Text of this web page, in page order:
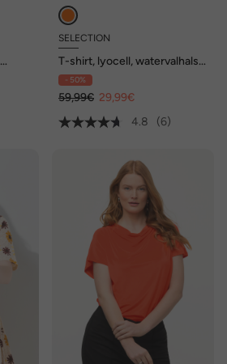
SELECTION
T-shirt, lyocell, watervalhals,
korte mouwen
- 50%
59,99€ 29,99€
4.8
(6)